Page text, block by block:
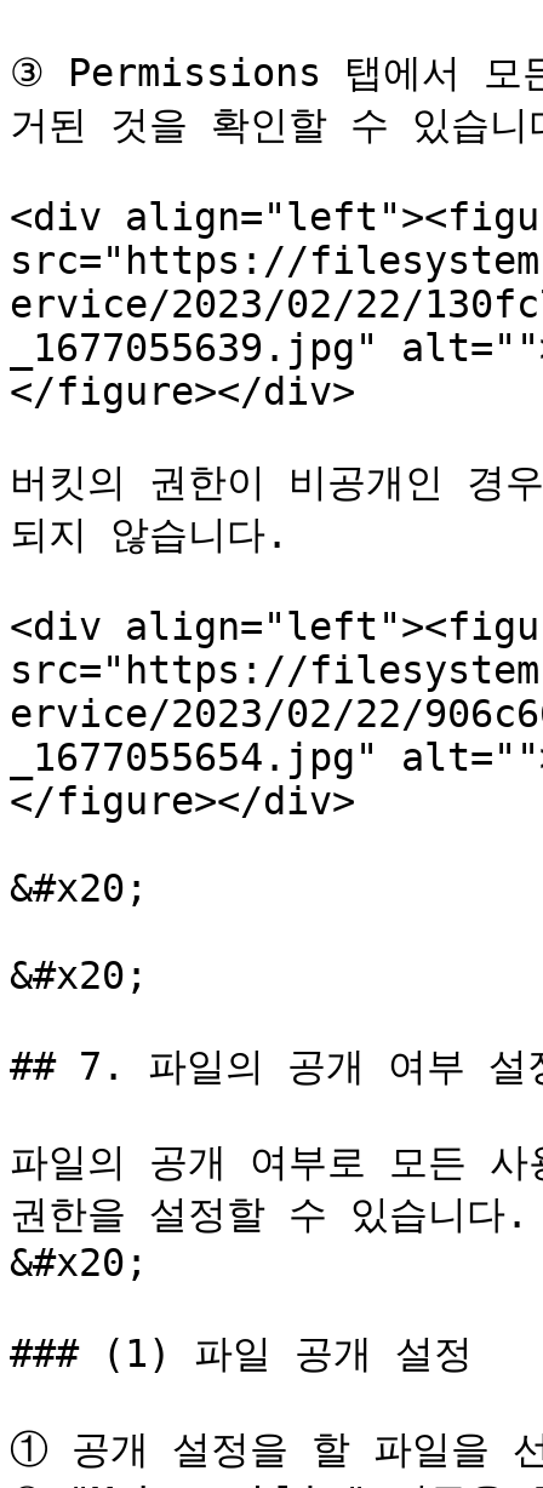
③ Permissions 탭에서 모
거된 것을 확인할 수 있습
<div
src="https://
ervice/2023/02/22/
_1677055639.jpg"
</figure></div>
버킷의 권한이 비공개인
되지 않습니다.
<div
src="https://
ervice/2023/02/22/
_1677055654.jpg"
</figure></div>
&#x20;
&#x20;
## 7. 파일의 공개 여부 설
파일의 공개 여부로 모든
권한을 설정할 수 있습니
&#x20;
### (1) 파일 공개 설정
① 공개 설정을 할 파일을